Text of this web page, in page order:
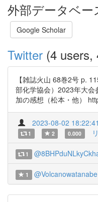
外部データベー
Google Scholar
Twitter (4 users,
【雑誌火山 68巻2号 p.
部化学協会）2023年大
加の感想（松本・他）
2023-08-02 18:22:41
1 2 0.000
1
1 @Volcanowatanabe